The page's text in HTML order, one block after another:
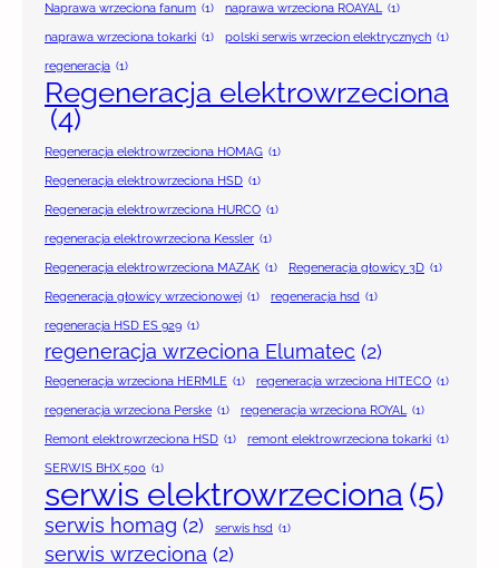
Naprawa wrzeciona fanum (1) naprawa wrzeciona ROAYAL (1)
naprawa wrzeciona tokarki (1) polski serwis wrzecion elektrycznych (1)
regeneracja (1)
Regeneracja elektrowrzeciona
(4)
Regeneracja elektrowrzeciona HOMAG (1)
Regeneracja elektrowrzeciona HSD (1)
Regeneracja elektrowrzeciona HURCO (1)
regeneracja elektrowrzeciona Kessler (1)
Regeneracja elektrowrzeciona MAZAK (1) Regeneracja głowicy 3D (1)
Regeneracja głowicy wrzecionowej (1) regeneracja hsd (1)
regeneracja HSD ES 929 (1)
regeneracja wrzeciona Elumatec (2)
Regeneracja wrzeciona HERMLE (1) regeneracja wrzeciona HITECO (1)
regeneracja wrzeciona Perske (1) regeneracja wrzeciona ROYAL (1)
Remont elektrowrzeciona HSD (1) remont elektrowrzeciona tokarki (1)
SERWIS BHX 500 (1)
serwis elektrowrzeciona (5)
serwis homag (2) serwis hsd (1)
serwis wrzeciona (2)